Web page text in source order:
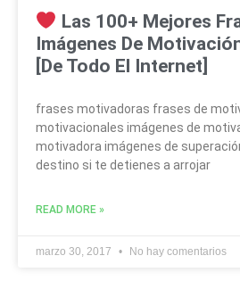
Las 100+ Mejores
Imágenes De
[De Todo El Internet]
frases motivadoras frases de
motivacionales imágenes de
motivadora imágenes de
destino si te detienes a arrojar
READ MORE »
marzo 30, 2017 No hay comentarios